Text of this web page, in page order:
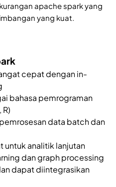
apache spark yang
yang kuat.
cepat dengan in-
bahasa pemrograman
R)
data batch dan
untuk analitik lanjutan
dan graph processing
dapat diintegrasikan